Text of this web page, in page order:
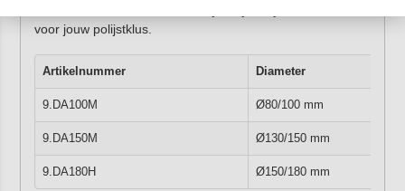
voor jouw polijstklus.
Artikelnummer Diameter
9.DA100M Ø80/100 mm
9.DA150M Ø130/150 mm
9.DA180H Ø150/180 mm